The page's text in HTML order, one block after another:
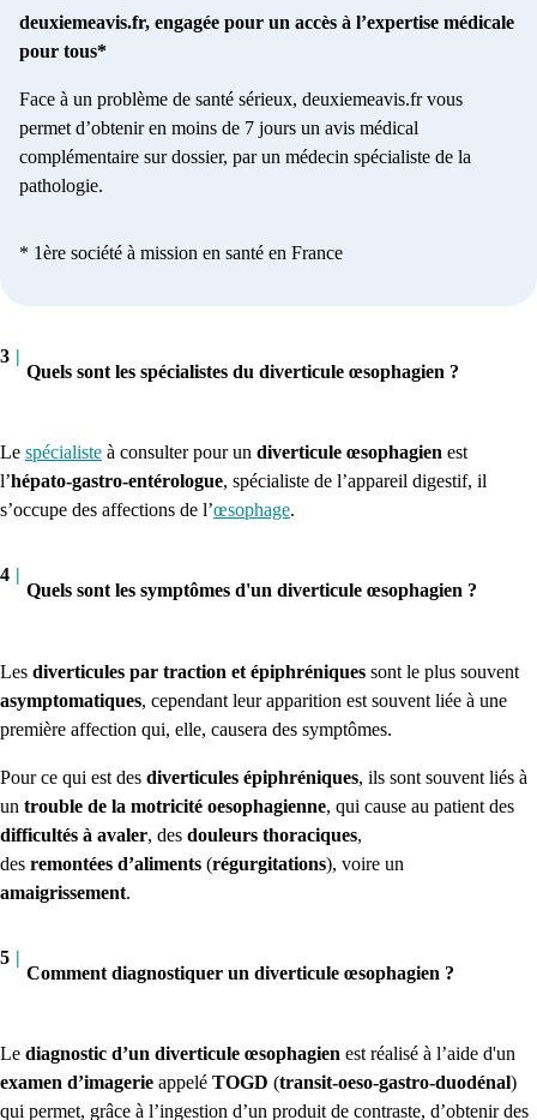
deuxiemeavis.fr, engagée pour un accès à l’expertise médicale
pour tous*
Face à un problème de santé sérieux, deuxiemeavis.fr vous
permet d’obtenir en moins de 7 jours un avis médical
complémentaire sur dossier, par un médecin spécialiste de la
pathologie.
* 1ère société à mission en santé en France
3 |
Quels sont les spécialistes du diverticule œsophagien ?
Le spécialiste à consulter pour un diverticule œsophagien est
l’hépato-gastro-entérologue, spécialiste de l’appareil digestif, il
s’occupe des affections de l’œsophage.
4 |
Quels sont les symptômes d'un diverticule œsophagien ?
Les diverticules par traction et épiphréniques sont le plus souvent
asymptomatiques, cependant leur apparition est souvent liée à une
première affection qui, elle, causera des symptômes.
Pour ce qui est des diverticules épiphréniques, ils sont souvent liés à
un trouble de la motricité oesophagienne, qui cause au patient des
difficultés à avaler, des douleurs thoraciques,
des remontées d’aliments (régurgitations), voire un
amaigrissement.
5 |
Comment diagnostiquer un diverticule œsophagien ?
Le diagnostic d’un diverticule œsophagien est réalisé à l’aide d'un
examen d’imagerie appelé TOGD (transit-oeso-gastro-duodénal)
qui permet, grâce à l’ingestion d’un produit de contraste, d’obtenir des